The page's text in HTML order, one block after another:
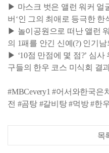
▶ 마스크 벗은 앨런 워커 얼
버‘인 그의 최애로 등극한 한
▶ 놀이공원으로 떠난 앨런
의 1패를 안긴 신예(?) 인기남
▶ ‘10점 만점에 몇 점?’ 심
구들의 한우 코스 미식회 결
#MBCevery1 #어서와한국은
전 #곰탕 #갈비탕 #먹방 #한
목